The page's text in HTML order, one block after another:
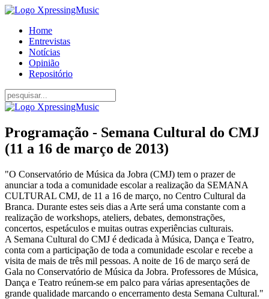
Home
Entrevistas
Notícias
Opinião
Repositório
Programação - Semana Cultural do CMJ
(11 a 16 de março de 2013)
"O Conservatório de Música da Jobra (CMJ) tem o prazer de
anunciar a toda a comunidade escolar a realização da SEMANA
CULTURAL CMJ, de 11 a 16 de março, no Centro Cultural da
Branca. Durante estes seis dias a Arte será uma constante com a
realização de workshops, ateliers, debates, demonstrações,
concertos, espetáculos e muitas outras experiências culturais.
A Semana Cultural do CMJ é dedicada à Música, Dança e Teatro,
conta com a participação de toda a comunidade escolar e recebe a
visita de mais de três mil pessoas. A noite de 16 de março será de
Gala no Conservatório de Música da Jobra. Professores de Música,
Dança e Teatro reúnem-se em palco para várias apresentações de
grande qualidade marcando o encerramento desta Semana Cultural."